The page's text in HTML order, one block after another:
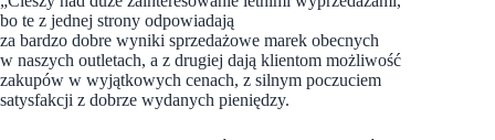
bo te z jednej strony odpowiadają
za bardzo dobre wyniki sprzedażowe marek obecnych
w naszych outletach, a z drugiej dają klientom możliwość
zakupów w wyjątkowych cenach, z silnym poczuciem
satysfakcji z dobrze wydanych pieniędzy.